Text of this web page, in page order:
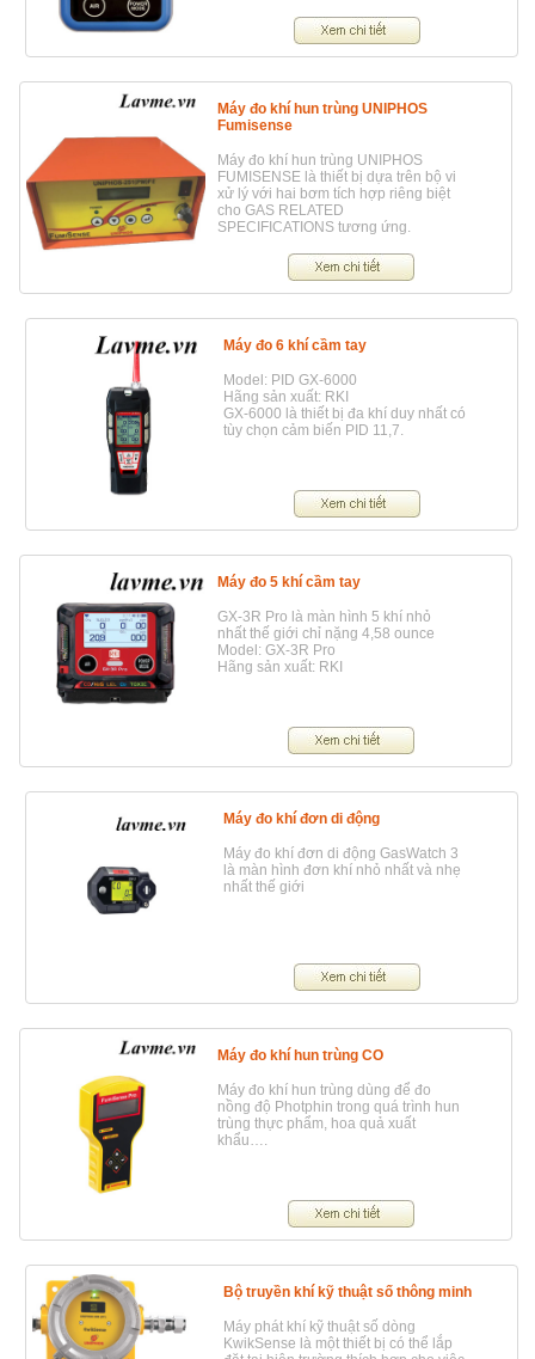
Máy đo khí hun trùng UNIPHOS
Fumisense
Máy đo khí hun trùng UNIPHOS
FUMISENSE là thiết bị dựa trên bộ vi
xử lý với hai bơm tích hợp riêng biệt
cho GAS RELATED
SPECIFICATIONS tương ứng.
Máy đo 6 khí cầm tay
Model: PID GX-6000
Hãng sản xuất: RKI
GX-6000 là thiết bị đa khí duy nhất có
tùy chọn cảm biến PID 11,7.
Máy đo 5 khí cầm tay
GX-3R Pro là màn hình 5 khí nhỏ
nhất thế giới chỉ nặng 4,58 ounce
Model: GX-3R Pro
Hãng sản xuất: RKI
Máy đo khí đơn di động
Máy đo khí đơn di động GasWatch 3
là màn hình đơn khí nhỏ nhất và nhẹ
nhất thế giới
Máy đo khí hun trùng CO
Máy đo khí hun trùng dùng để đo
nồng độ Photphin trong quá trình hun
trùng thực phẩm, hoa quả xuất
khẩu….
Bộ truyền khí kỹ thuật số thông minh
Máy phát khí kỹ thuật số dòng
KwikSense là một thiết bị có thể lắp